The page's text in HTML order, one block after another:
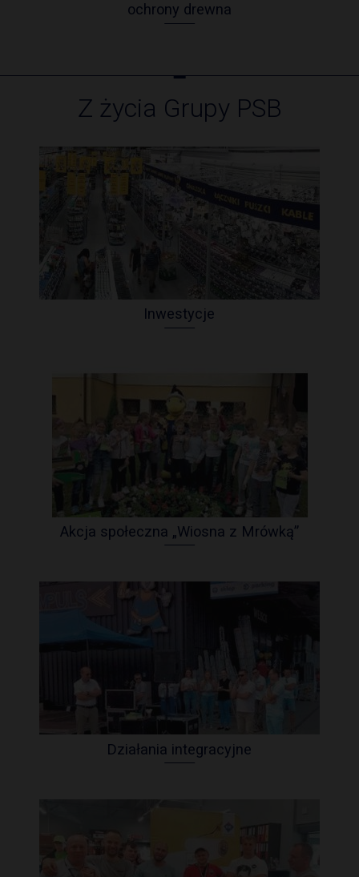
ochrony drewna
Z życia Grupy PSB
Inwestycje
Akcja społeczna „Wiosna z Mrówką”
Działania integracyjne